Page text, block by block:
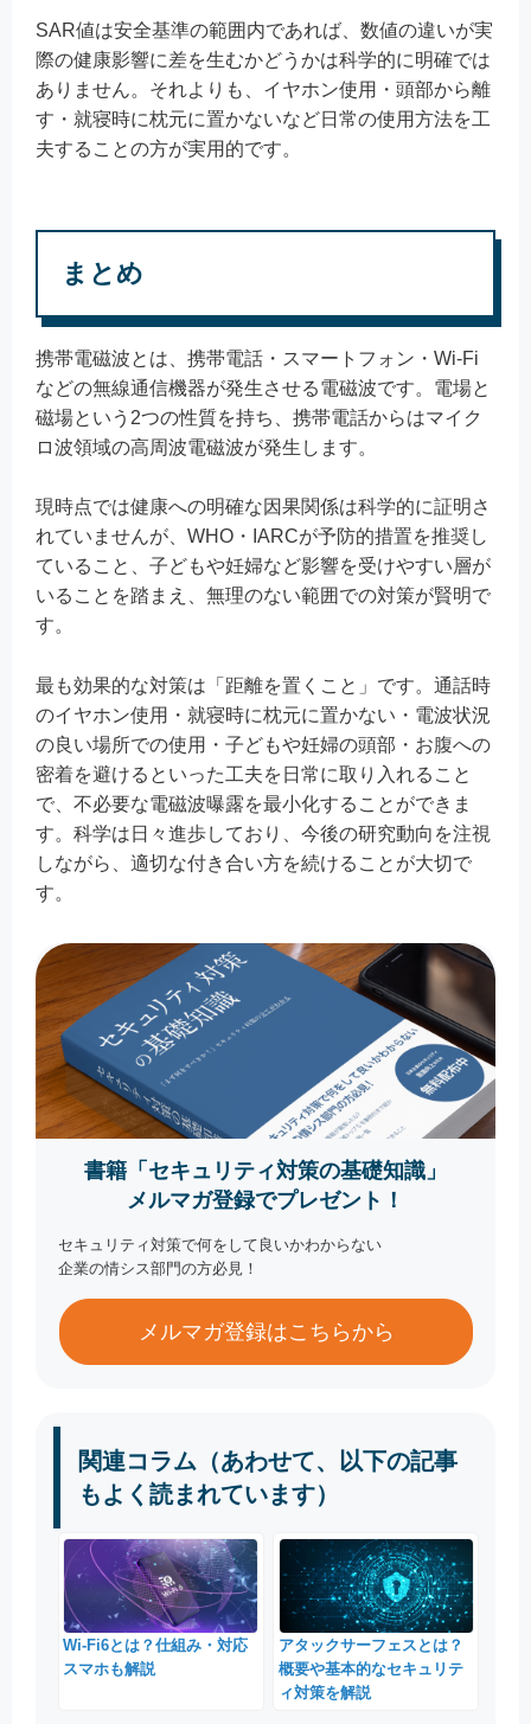
SAR値は安全基準の範囲内であれば、数値の違いが実
際の健康影響に差を生むかどうかは科学的に明確では
ありません。それよりも、イヤホン使用・頭部から離
す・就寝時に枕元に置かないなど日常の使用方法を工
夫することの方が実用的です。
まとめ
携帯電磁波とは、携帯電話・スマートフォン・Wi-Fi
などの無線通信機器が発生させる電磁波です。電場と
磁場という2つの性質を持ち、携帯電話からはマイク
ロ波領域の高周波電磁波が発生します。
現時点では健康への明確な因果関係は科学的に証明さ
れていませんが、WHO・IARCが予防的措置を推奨し
ていること、子どもや妊婦など影響を受けやすい層が
いることを踏まえ、無理のない範囲での対策が賢明で
す。
最も効果的な対策は「距離を置くこと」です。通話時
のイヤホン使用・就寝時に枕元に置かない・電波状況
の良い場所での使用・子どもや妊婦の頭部・お腹への
密着を避けるといった工夫を日常に取り入れること
で、不必要な電磁波曝露を最小化することができま
す。科学は日々進歩しており、今後の研究動向を注視
しながら、適切な付き合い方を続けることが大切で
す。
書籍「セキュリティ対策の基礎知識」
メルマガ登録でプレゼント！
セキュリティ対策で何をして良いかわからない
企業の情シス部門の方必見！
メルマガ登録はこちらから
関連コラム（あわせて、以下の記事
もよく読まれています）
Wi-Fi6とは？仕組み・対応
スマホも解説
アタックサーフェスとは？
概要や基本的なセキュリテ
ィ対策を解説